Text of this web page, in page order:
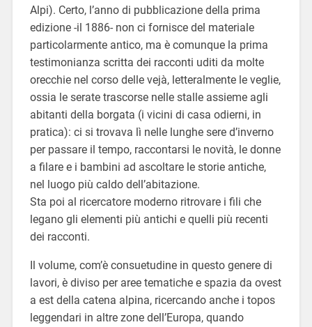
Alpi). Certo, l’anno di pubblicazione della prima
edizione -il 1886- non ci fornisce del materiale
particolarmente antico, ma è comunque la prima
testimonianza scritta dei racconti uditi da molte
orecchie nel corso delle vejà, letteralmente le veglie,
ossia le serate trascorse nelle stalle assieme agli
abitanti della borgata (i vicini di casa odierni, in
pratica): ci si trovava lì nelle lunghe sere d’inverno
per passare il tempo, raccontarsi le novità, le donne
a filare e i bambini ad ascoltare le storie antiche,
nel luogo più caldo dell’abitazione.
Sta poi al ricercatore moderno ritrovare i fili che
legano gli elementi più antichi e quelli più recenti
dei racconti.
Il volume, com’è consuetudine in questo genere di
lavori, è diviso per aree tematiche e spazia da ovest
a est della catena alpina, ricercando anche i topos
leggendari in altre zone dell’Europa, quando